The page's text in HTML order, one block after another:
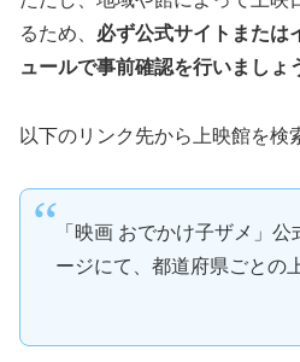
るため、 必ず公式サイトまたは
ュールで事前確認を行いましょ
以下のリンク先から上映館を検
「映画 おでかけ子ザメ」
ージにて、都道府県ごとの